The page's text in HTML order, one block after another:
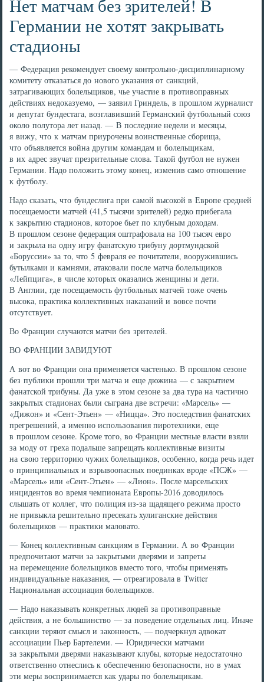
Нет матчам без зрителей! В
Германии не хотят закрывать
стадионы
— Федерация рекомендует своему контрольно-дисциплинарному
комитету отказаться до нового указания от санкций,
затрагивающих болельщиков, чье участие в противоправных
действиях недоказуемо, — заявил Гриндель, в прошлом журналист
и депутат бундестага, возглавивший Германский футбольный союз
около полутора лет назад. — В последние недели и месяцы,
я вижу, что к матчам приурочены воинственные сборища,
что объявляется война другим командам и болельщикам,
в их адрес звучат презрительные слова. Такой футбол не нужен
Германии. Надо положить этому конец, изменив само отношение
к футболу.
Надо сказать, что бундеслига при самой высокой в Европе средней
посещаемости матчей (41,5 тысячи зрителей) редко прибегала
к закрытию стадионов, которое бьет по клубным доходам.
В прошлом сезоне федерация оштрафовала на 100 тысяч евро
и закрыла на одну игру фанатскую трибуну дортмундской
«Боруссии» за то, что 5 февраля ее почитатели, вооружившись
бутылками и камнями, атаковали после матча болельщиков
«Лейпцига», в числе которых оказались женщины и дети.
В Англии, где посещаемость футбольных матчей тоже очень
высока, практика коллективных наказаний и вовсе почти
отсутствует.
Во Франции случаются матчи без зрителей.
ВО ФРАНЦИИ ЗАВИДУЮТ
А вот во Франции она применяется частенько. В прошлом сезоне
без публики прошли три матча и еще дюжина — с закрытием
фанатской трибуны. Да уже в этом сезоне за два тура на частично
закрытых стадионах были сыграна две встречи: «Марсель» —
«Дижон» и «Сент-Этьен» — «Ницца». Это последствия фанатских
прегрешений, а именно использования пиротехники, еще
в прошлом сезоне. Кроме того, во Франции местные власти взяли
за моду от греха подальше запрещать коллективные визиты
на свою территорию чужих болельщиков, особенно, когда речь идет
о принципиальных и взрывоопасных поединках вроде «ПСЖ» —
«Марсель» или «Сент-Этьен» — «Лион». После марсельских
инцидентов во время чемпионата Европы-2016 доводилось
слышать от коллег, что полиция из-за щадящего режима просто
не привыкла решительно пресекать хулиганские действия
болельщиков — практики маловато.
— Конец коллективным санкциям в Германии. А во Франции
предпочитают матчи за закрытыми дверями и запреты
на перемещение болельщиков вместо того, чтобы применять
индивидуальные наказания, — отреагировала в Twitter
Национальная ассоциация болельщиков.
— Надо наказывать конкретных людей за противоправные
действия, а не большинство — за поведение отдельных лиц. Иначе
санкции теряют смысл и законность, — подчеркнул адвокат
ассоциации Пьер Бартелеми. — Юридически матчами
за закрытыми дверями наказывают клубы, которые недостаточно
ответственно отнеслись к обеспечению безопасности, но в умах
эти меры воспринимается как удары по болельщикам.